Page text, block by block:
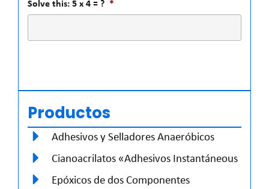
Solve this: 5 x 4 = ? *
Productos
Adhesivos y Selladores Anaeróbicos
Cianoacrilatos «Adhesivos Instantáneous
Epóxicos de dos Componentes